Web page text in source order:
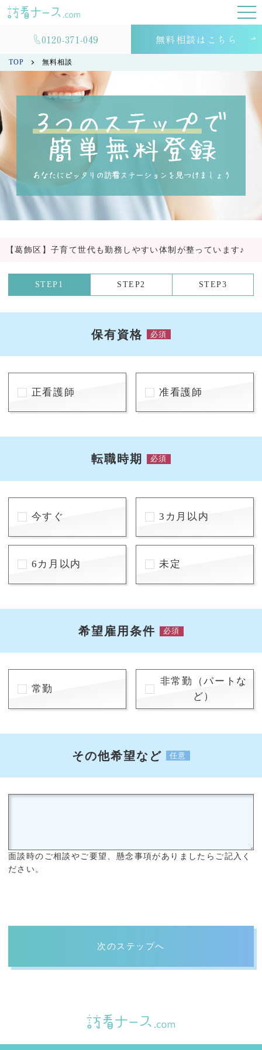
0120-371-049 無料相談はこちら
TOP 無料相談
【葛飾区】子育て世代も勤務しやすい体制が整っています♪
STEP1 STEP2 STEP3
保有資格 必須
正看護師 准看護師
転職時期 必須
今すぐ 3カ月以内
6カ月以内 未定
希望雇用条件 必須
常勤
非常勤（パートな
ど）
その他希望など 任意
面談時のご相談やご要望、懸念事項がありましたらご記入く
ださい。
次のステップへ